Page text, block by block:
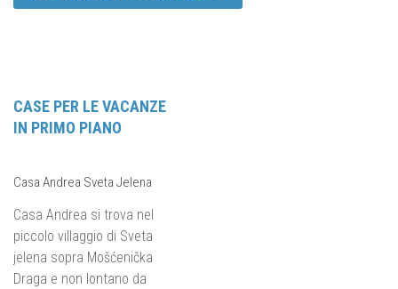
CASE PER LE VACANZE
IN PRIMO PIANO
Casa Andrea Sveta Jelena
Casa Andrea si trova nel
piccolo villaggio di Sveta
jelena sopra Mošćenička
Draga e non lontano da